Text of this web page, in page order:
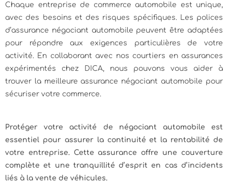
Chaque entreprise de commerce automobile est unique,
avec des besoins et des risques spécifiques. Les polices
d’assurance négociant automobile peuvent être adaptées
pour répondre aux exigences particulières de votre
activité. En collaborant avec nos courtiers en assurances
expérimentés chez DICA, nous pouvons vous aider à
trouver la meilleure assurance négociant automobile pour
sécuriser votre commerce.
Protéger votre activité de négociant automobile est
essentiel pour assurer la continuité et la rentabilité de
votre entreprise. Cette assurance offre une couverture
complète et une tranquillité d’esprit en cas d’incidents
liés à la vente de véhicules.